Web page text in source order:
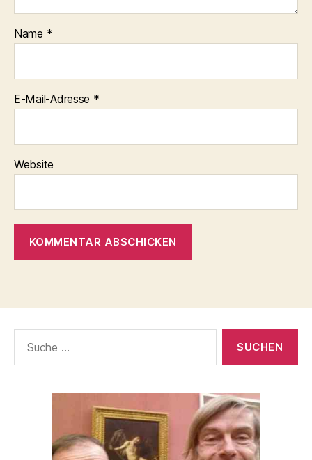
Name *
E-Mail-Adresse *
Website
nach: